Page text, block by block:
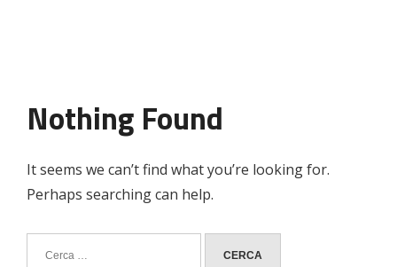
Nothing Found
It seems we can’t find what you’re looking for.
Perhaps searching can help.
Ricerca
per: